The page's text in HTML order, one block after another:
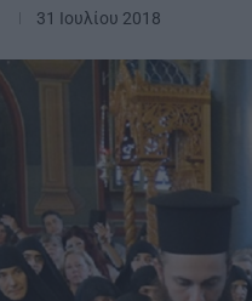
31 Ιουλίου 2018